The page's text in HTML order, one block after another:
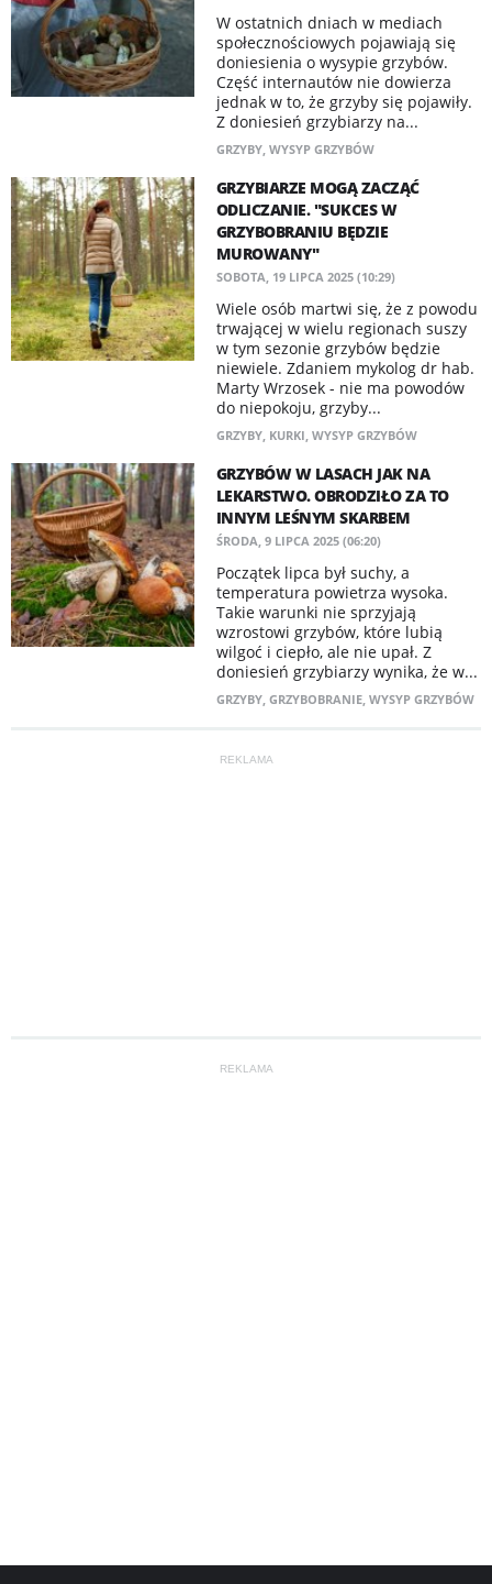
W ostatnich dniach w mediach
społecznościowych pojawiają się
doniesienia o wysypie grzybów.
Część internautów nie dowierza
jednak w to, że grzyby się pojawiły.
Z doniesień grzybiarzy na...
GRZYBY, WYSYP GRZYBÓW
GRZYBIARZE MOGĄ ZACZĄĆ
ODLICZANIE. "SUKCES W
GRZYBOBRANIU BĘDZIE
MUROWANY"
SOBOTA, 19 LIPCA 2025 (10:29)
Wiele osób martwi się, że z powodu
trwającej w wielu regionach suszy
w tym sezonie grzybów będzie
niewiele. Zdaniem mykolog dr hab.
Marty Wrzosek - nie ma powodów
do niepokoju, grzyby...
GRZYBY, KURKI, WYSYP GRZYBÓW
GRZYBÓW W LASACH JAK NA
LEKARSTWO. OBRODZIŁO ZA TO
INNYM LEŚNYM SKARBEM
ŚRODA, 9 LIPCA 2025 (06:20)
Początek lipca był suchy, a
temperatura powietrza wysoka.
Takie warunki nie sprzyjają
wzrostowi grzybów, które lubią
wilgoć i ciepło, ale nie upał. Z
doniesień grzybiarzy wynika, że w...
GRZYBY, GRZYBOBRANIE, WYSYP GRZYBÓW
REKLAMA
REKLAMA